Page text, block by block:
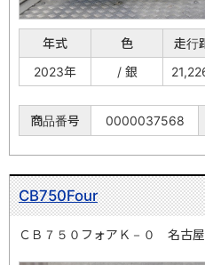
年式 色 走行
2023年
/ 銀
商品番号 0000037568
CB750Four
ＣＢ７５０フォアＫ－０ 名古